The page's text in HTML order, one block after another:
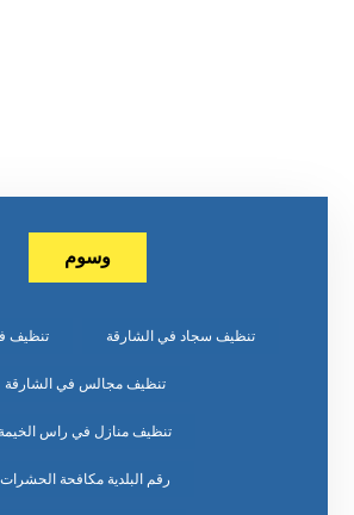
وسوم
تنظيف سجاد في الشارقة تنظيف
تنظيف مجالس في الشارقة
تنظيف منازل في راس الخيمة
رقم البلدية مكافحة الحشرات